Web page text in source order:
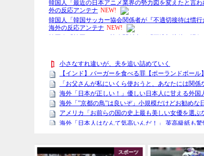
スポーツ